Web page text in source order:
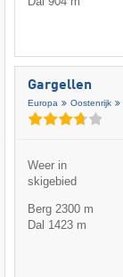
Gargellen
Europa Oostenrijk
Weer in
skigebied
Berg 2300 m
Dal 1423 m